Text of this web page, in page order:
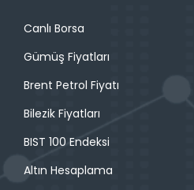
Canlı Borsa
Gümüş Fiyatları
Brent Petrol Fiyatı
Bilezik Fiyatları
BIST 100 Endeksi
Altın Hesaplama